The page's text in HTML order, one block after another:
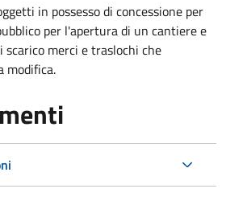
in possesso di concessione per
per l'apertura di un cantiere e
merci e traslochi che
modifica.